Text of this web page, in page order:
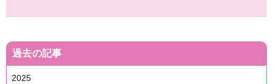
過去の記事
2025